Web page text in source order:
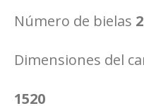
Número de bielas 2
Dimensiones del
1520